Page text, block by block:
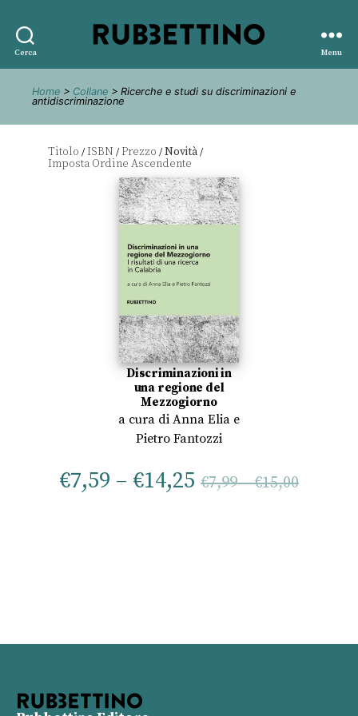
Cerca
editore
Menu
Home > Collane > Ricerche e studi su discriminazioni e
antidiscriminazione
Titolo /ISBN /Prezzo /Novità/
Discriminazioni in
una regione del
Mezzogiorno
a cura di Anna Elia e
Pietro Fantozzi
€7,59 – €14,25 €7,99–€15,00